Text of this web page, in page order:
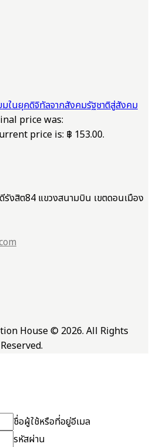
นยุคดิจิทัลจากสังคมรัฐชาติสู่สังคม
price was:
price is: ฿ 153.00.
รังสิต84 แขวงสนามบิน เขตดอนเมือง
House © 2026. All Rights
Reserved.
ชื่อผู้ใช้หรือที่อยู่อีเมล
รหัสผ่าน